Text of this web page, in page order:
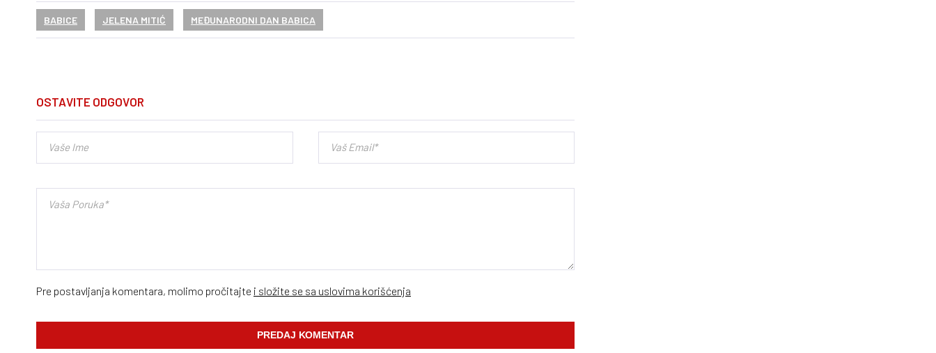
BABICE JELENA MITIĆ MEĐUNARODNI DAN BABICA
OSTAVITE ODGOVOR
Pre postavljanja komentara, molimo pročitajte i složite se sa uslovima korišćenja